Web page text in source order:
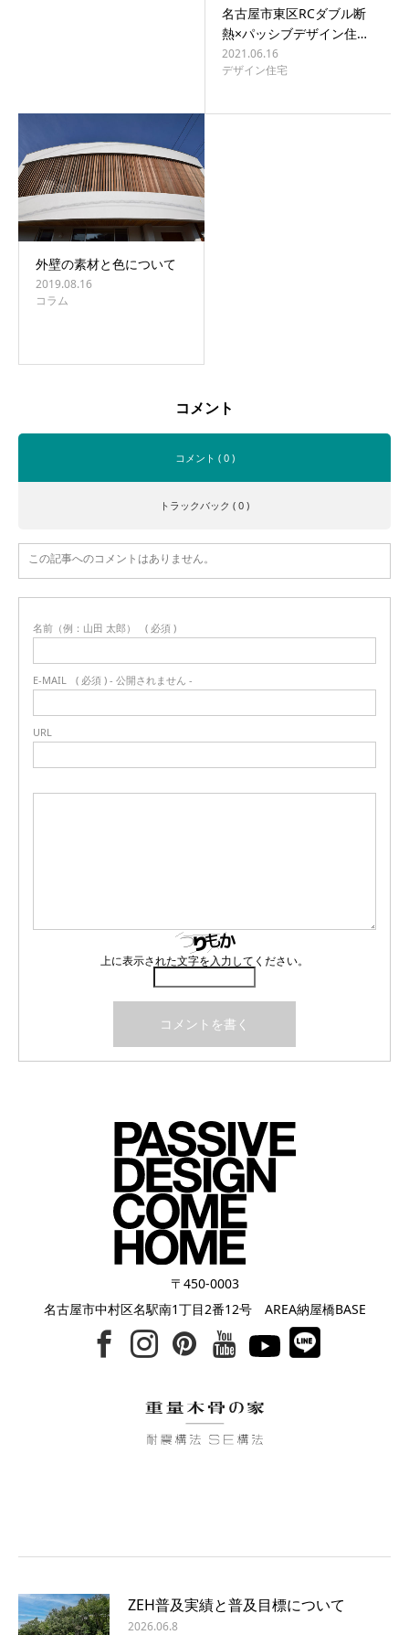
名古屋市東区RCダブル断
熱×パッシブデザイン住…
2021.06.16
デザイン住宅
外壁の素材と色について
2019.08.16
コラム
コメント
コメント ( 0 )
トラックバック ( 0 )
この記事へのコメントはありません。
名前（例：山田 太郎） ( 必須 )
E-MAIL ( 必須 ) - 公開されません -
URL
上に表示された文字を入力してください。
〒450-0003
名古屋市中村区名駅南1丁目2番12号 AREA納屋橋BASE
ZEH普及実績と普及目標について
2026.06.8